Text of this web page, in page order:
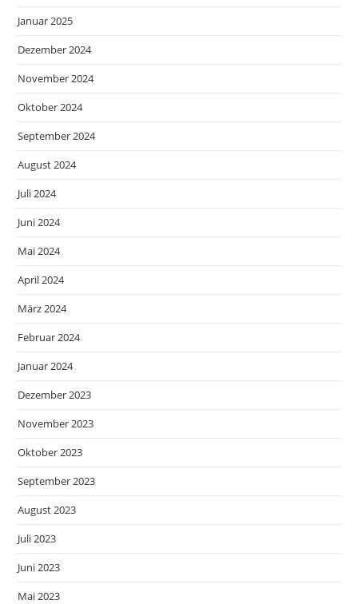
Januar 2025
Dezember 2024
November 2024
Oktober 2024
September 2024
August 2024
Juli 2024
Juni 2024
Mai 2024
April 2024
März 2024
Februar 2024
Januar 2024
Dezember 2023
November 2023
Oktober 2023
September 2023
August 2023
Juli 2023
Juni 2023
Mai 2023